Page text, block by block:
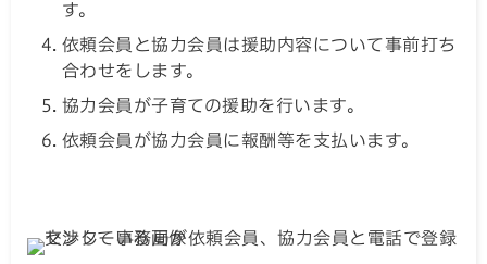
す。
依頼会員と協力会員は援助内容について事前打ち
合わせをします。
協力会員が子育ての援助を行います。
依頼会員が協力会員に報酬等を支払います。